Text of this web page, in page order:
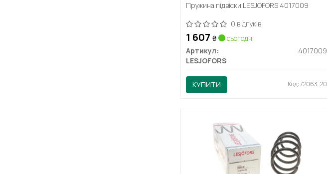
Пружина підвіски LESJOFORS 4017009
0 відгуків
1 607 ₴
сьогодні
Артикул:
4017009
LESJOFORS
КУПИТИ Код: 72063-20